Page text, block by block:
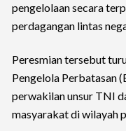
pengelolaan secara
perdagangan lintas
Peresmian tersebut
Pengelola Perbatasan
perwakilan unsur TNI
masyarakat di wilayah